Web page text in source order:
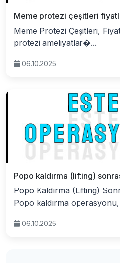
Meme protezi çeşitleri
Meme Protezi Çeşitleri,
protezi ameliyatlar�...
06.10.2025
Popo kaldırma (lifting)
Popo Kaldırma (Lifting)
Popo kaldırma
06.10.2025